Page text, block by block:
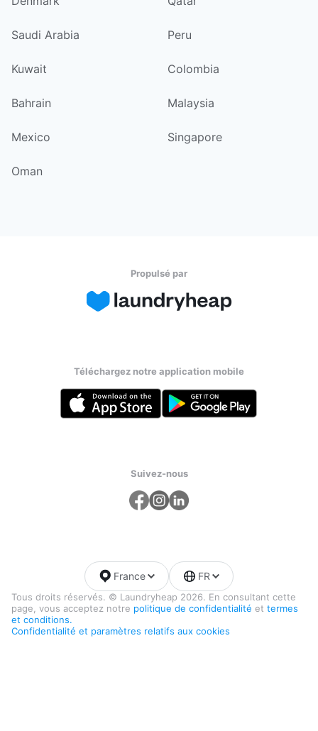
Saudi Arabia Peru
Kuwait Colombia
Bahrain Malaysia
Mexico Singapore
Oman
Propulsé par
Téléchargez notre application mobile
Suivez-nous
Tous droits réservés. © Laundryheap 2026. En consultant cette
page, vous acceptez notre politique de confidentialité et termes
et conditions.
Confidentialité et paramètres relatifs aux cookies
France FR